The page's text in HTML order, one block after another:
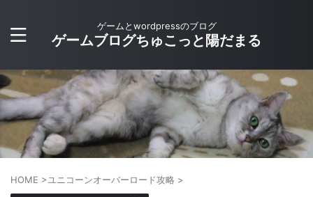
ゲームとwordpressのブログ
ゲームブログちゅこっと陽だまる
HOME >ユニコーンオーバーロード攻略 >